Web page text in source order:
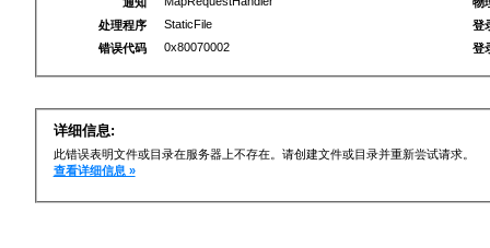
处理程序
StaticFile
错误代码
0x80070002
登
登
详细信息:
此错误表明文件或目录在服务器上不存在。请创建文件或目录并重新尝试请求。
查看详细信息 »